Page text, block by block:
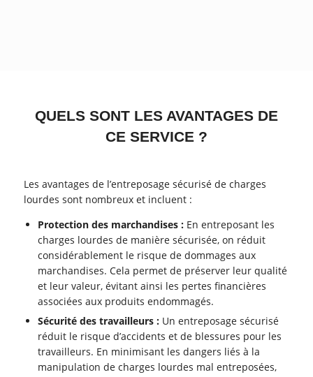
QUELS SONT LES AVANTAGES DE
CE SERVICE ?
Les avantages de l’entreposage sécurisé de charges
lourdes sont nombreux et incluent :
Protection des marchandises : En entreposant les
charges lourdes de manière sécurisée, on réduit
considérablement le risque de dommages aux
marchandises. Cela permet de préserver leur qualité
et leur valeur, évitant ainsi les pertes financières
associées aux produits endommagés.
Sécurité des travailleurs : Un entreposage sécurisé
réduit le risque d’accidents et de blessures pour les
travailleurs. En minimisant les dangers liés à la
manipulation de charges lourdes mal entreposées,